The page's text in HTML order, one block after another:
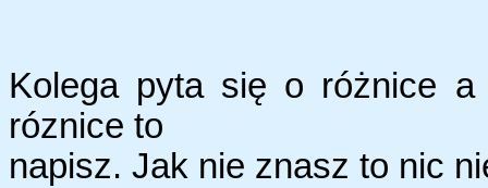
Kolega pyta się o różnice
róznice to
napisz. Jak nie znasz to nic